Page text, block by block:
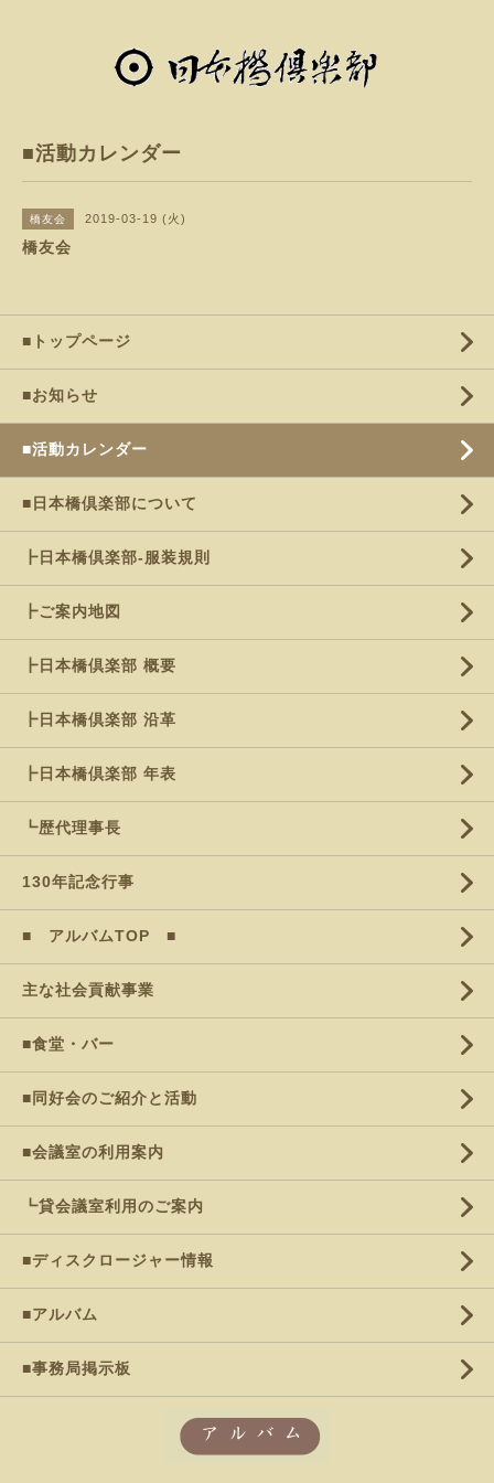
■活動カレンダー
橋友会 2019-03-19 (火)
橋友会
■トップページ
■お知らせ
■活動カレンダー
■日本橋倶楽部について
┣日本橋倶楽部-服装規則
┣ご案内地図
┣日本橋倶楽部 概要
┣日本橋倶楽部 沿革
┣日本橋倶楽部 年表
┗歴代理事長
130年記念行事
■ アルバムTOP ■
主な社会貢献事業
■食堂・バー
■同好会のご紹介と活動
■会議室の利用案内
┗貸会議室利用のご案内
■ディスクロージャー情報
■アルバム
■事務局掲示板